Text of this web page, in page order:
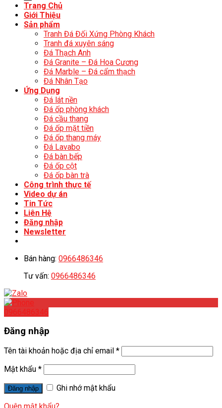
Trang Chủ
Giới Thiệu
Sản phẩm
Tranh Đá Đối Xứng Phòng Khách
Tranh đá xuyên sáng
Đá Thạch Anh
Đá Granite – Đá Hoa Cương
Đá Marble – Đá cẩm thạch
Đá Nhân Tạo
Ứng Dụng
Đá lát nền
Đá ốp phòng khách
Đá cầu thang
Đá ốp mặt tiền
Đá ốp thang máy
Đá Lavabo
Đá bàn bếp
Đá ốp cột
Đá ốp bàn trà
Công trình thực tế
Video dự án
Tin Tức
Liên Hệ
Đăng nhập
Newsletter
Bán hàng: 0966486346
Tư vấn: 0966486346
0966486346
Đăng nhập
Tên tài khoản hoặc địa chỉ email *
Mật khẩu *
Đăng nhập
Ghi nhớ mật khẩu